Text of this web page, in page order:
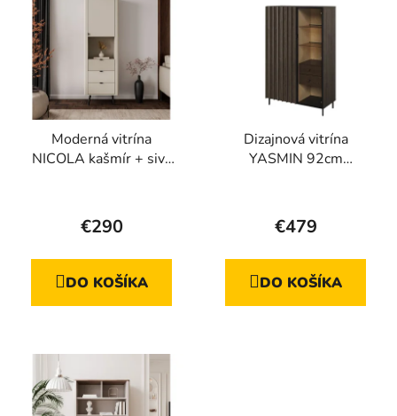
Moderná vitrína
NICOLA kašmír + sivý
hodnotenie
je
5,0
z
hviezdičiek.
€290
DO KOŠÍKA
Dizajnová vitrína
YASMIN 92cm
€479
DO KOŠÍKA